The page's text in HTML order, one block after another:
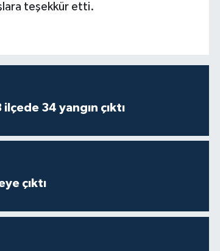
teşekkür etti.
34 yangın çıktı
çıktı